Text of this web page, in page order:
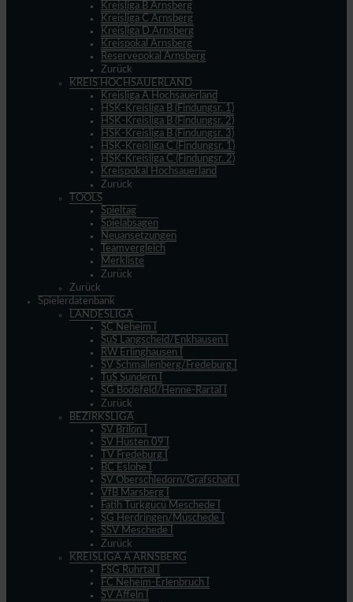
Kreisliga B Arnsberg
Kreisliga C Arnsberg
Kreisliga D Arnsberg
Kreispokal Arnsberg
Reservepokal Arnsberg
Zurück
KREIS HOCHSAUERLAND
Kreisliga A Hochsauerland
HSK-Kreisliga B (Findungsr. 1)
HSK-Kreisliga B (Findungsr. 2)
HSK-Kreisliga B (Findungsr. 3)
HSK-Kreisliga C (Findungsr. 1)
HSK-Kreisliga C (Findungsr. 2)
Kreispokal Hochsauerland
Zurück
TOOLS
Spieltag
Spielabsagen
Neuansetzungen
Teamvergleich
Merkliste
Zurück
Zurück
Spielerdatenbank
LANDESLIGA
SC Neheim I
SuS Langscheid/Enkhausen I
RW Erlinghausen I
SV Schmallenberg/Fredeburg I
TuS Sundern I
SG Bödefeld/Henne-Rartal I
Zurück
BEZIRKSLIGA
SV Brilon I
SV Hüsten 09 I
TV Fredeburg I
BC Eslohe I
SV Oberschledorn/Grafschaft I
VfB Marsberg I
Fatih Türkgücü Meschede I
SG Herdringen/Müschede I
SSV Meschede I
Zurück
KREISLIGA A ARNSBERG
FSG Ruhrtal I
FC Neheim-Erlenbruch I
SV Affeln I